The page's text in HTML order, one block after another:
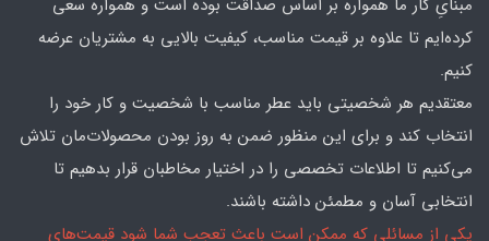
مبنایِ کار ما همواره بر اساس صداقت بوده است و همواره سعی
کرده‌ایم تا علاوه بر قیمت مناسب، کیفیت بالایی به مشتریان عرضه
کنیم.
معتقدیم هر شخصیتی باید عطر مناسب با شخصیت و کار خود را
انتخاب کند و برای این منظور ضمن به روز بودن محصولات‌مان تلاش
می‌کنیم تا اطلاعات تخصصی را در اختیار مخاطبان قرار بدهیم تا
انتخابی آسان و مطمئن داشته باشند.
یکی از مسائلی که ممکن است باعث تعجب شما شود قیمت‌های